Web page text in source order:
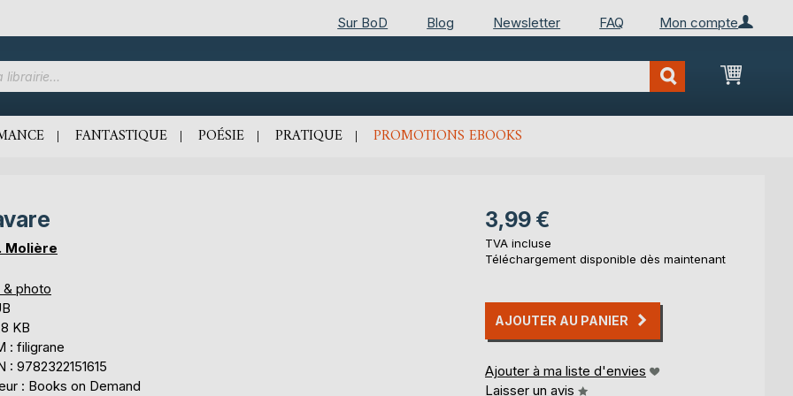
Mon compte
Sur BoD Blog Newsletter FAQ
Mon
FANTASTIQUE POÉSIE PRATIQUE PROMOTIONS EBOOKS
Molière
& photo
KB
: filigrane
: 9782322151615
: Books on Demand
3,99 €
TVA incluse
Téléchargement disponible dès maintenant
AJOUTER AU PANIER
Ajouter à ma liste d'envies
Laisser un avis